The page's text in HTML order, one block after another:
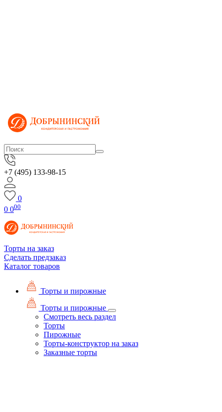
+7 (495) 133-98-15
0
0 000
Торты на заказ
Сделать предзаказ
Каталог товаров
Торты и пирожные
Торты и пирожные
Смотреть весь раздел
Торты
Пирожные
Торты-конструктор на заказ
Заказные торты